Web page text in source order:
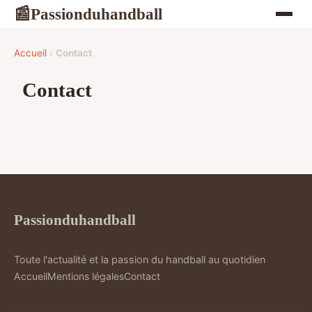
📰Passionduhandball
Accueil › Contact
Contact
Passionduhandball
Toute l'actualité et la passion du handball au quotidien
AccueilMentions légalesContact